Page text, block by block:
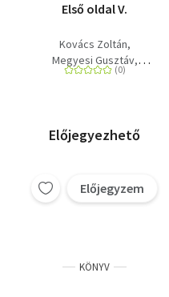
Első oldal V.
Kovács Zoltán
Megyesi Gusztáv
Váncsa István
Előjegyezhető
Előjegyzem
KÖNYV